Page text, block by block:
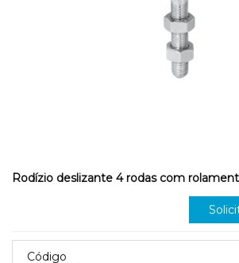
Rodízio deslizante 4 rodas com
Código